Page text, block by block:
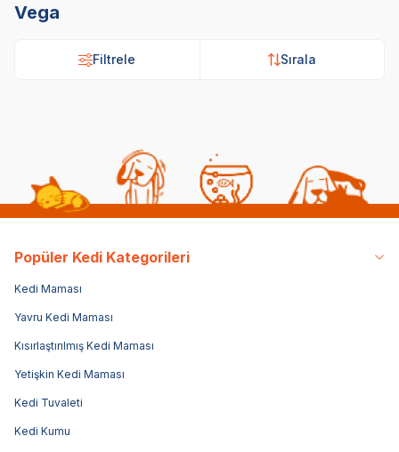
Vega
Filtrele Sırala
Popüler Kedi Kategorileri
Kedi Maması
Yavru Kedi Maması
Kısırlaştırılmış Kedi Maması
Yetişkin Kedi Maması
Kedi Tuvaleti
Kedi Kumu